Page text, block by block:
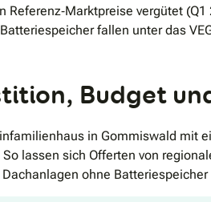
Referenz‐Marktpreise vergütet
fallen unter das
Budget
in Gommiswald mit
lassen sich Offerten von
ohne